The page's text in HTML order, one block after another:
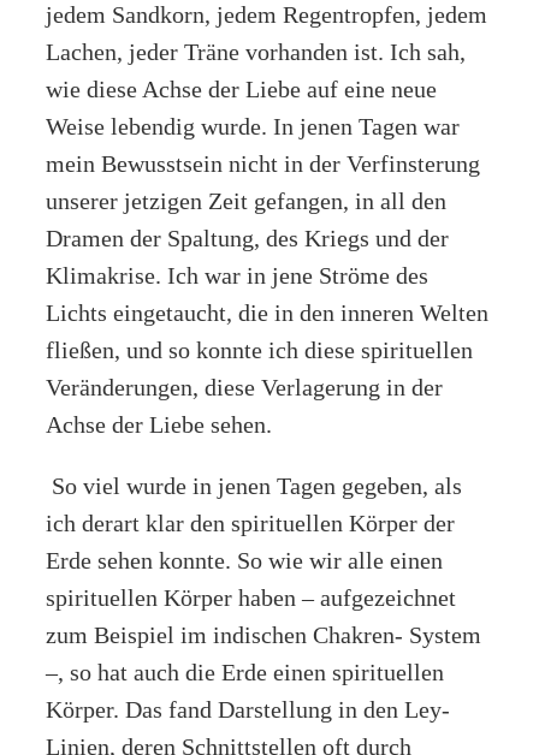
jedem Sandkorn, jedem Regentropfen, jedem
Lachen, jeder Träne vorhanden ist. Ich sah,
wie diese Achse der Liebe auf eine neue
Weise lebendig wurde. In jenen Tagen war
mein Bewusstsein nicht in der Verfinsterung
unserer jetzigen Zeit gefangen, in all den
Dramen der Spaltung, des Kriegs und der
Klimakrise. Ich war in jene Ströme des
Lichts eingetaucht, die in den inneren Welten
fließen, und so konnte ich diese spirituellen
Veränderungen, diese Verlagerung in der
Achse der Liebe sehen.
So viel wurde in jenen Tagen gegeben, als
ich derart klar den spirituellen Körper der
Erde sehen konnte. So wie wir alle einen
spirituellen Körper haben – aufgezeichnet
zum Beispiel im indischen Chakren- System
–, so hat auch die Erde einen spirituellen
Körper. Das fand Darstellung in den Ley-
Linien, deren Schnittstellen oft durch